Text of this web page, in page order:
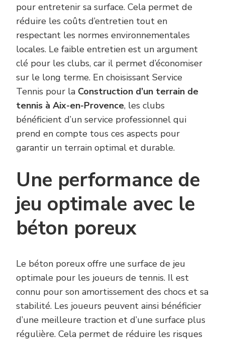
pour entretenir sa surface. Cela permet de
réduire les coûts d’entretien tout en
respectant les normes environnementales
locales. Le faible entretien est un argument
clé pour les clubs, car il permet d’économiser
sur le long terme. En choisissant Service
Tennis pour la Construction d’un terrain de
tennis à Aix-en-Provence, les clubs
bénéficient d’un service professionnel qui
prend en compte tous ces aspects pour
garantir un terrain optimal et durable.
Une performance de
jeu optimale avec le
béton poreux
Le béton poreux offre une surface de jeu
optimale pour les joueurs de tennis. Il est
connu pour son amortissement des chocs et sa
stabilité. Les joueurs peuvent ainsi bénéficier
d’une meilleure traction et d’une surface plus
régulière. Cela permet de réduire les risques